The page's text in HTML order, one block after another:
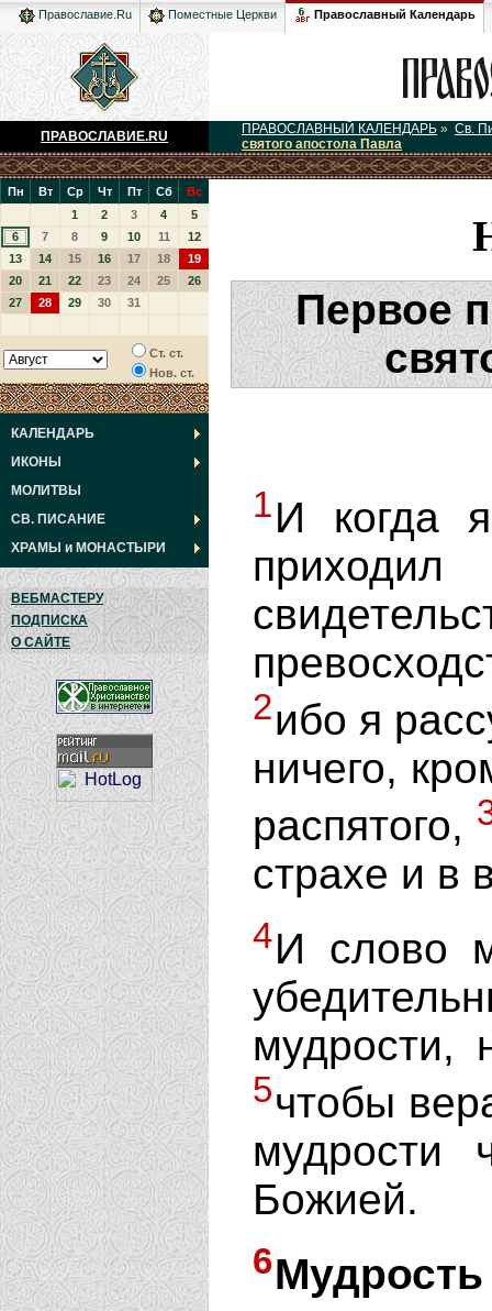
Православие.Ru Поместные Церкви Православный Календарь
ПРАВОСЛАВИЕ.RU ПРАВОСЛАВНЫЙ КАЛЕНДАРЬ » Св.
святого апостола Павла
Пн Вт Ср Чт Пт Сб
Вс
1
2 3 4
5
6
7 8 9 10 11
12
13
14 15 16 17 18
19
20
21 22 23 24 25
26
27
28 29 30 31
Ст. ст.
Нов. ст.
КАЛЕНДАРЬ
ИКОНЫ
МОЛИТВЫ
СВ. ПИСАНИЕ
ХРАМЫ и МОНАСТЫРИ
ВЕБМАСТЕРУ
ПОДПИСКА
О САЙТЕ
Первое
1И когда
2ибо я
ничего,
распятого,
страхе и в
4И слово
мудрости,
5чтобы
мудрости
Божией.
6